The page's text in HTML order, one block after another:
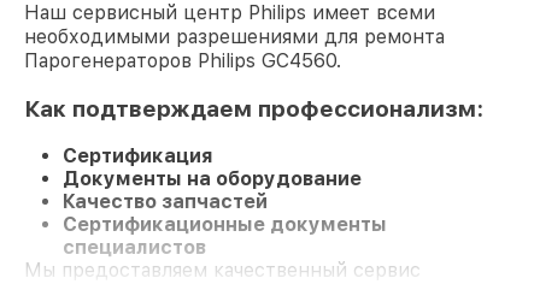
Наш сервисный центр Philips имеет всеми
необходимыми разрешениями для ремонта
Парогенераторов Philips GC4560.
Как подтверждаем профессионализм:
Сертификация
Документы на оборудование
Качество запчастей
Сертификационные документы
специалистов
Мы предоставляем качественный сервис